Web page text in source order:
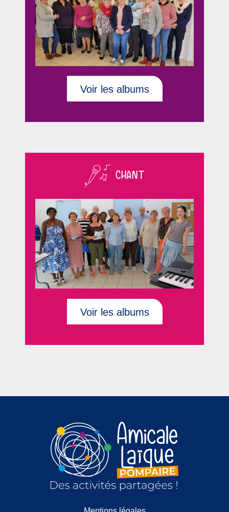
Voir les albums
CHANT
Voir les albums